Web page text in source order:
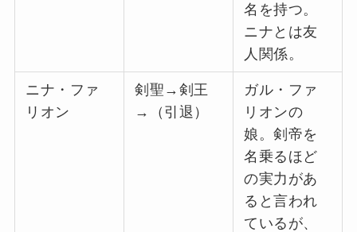
名を持つ。
ニナとは友
人関係。
ニナ・ファ
リオン
剣聖→剣王
→（引退）
ガル・ファ
リオンの
娘。剣帝を
名乗るほど
の実力があ
ると言われ
ているが、